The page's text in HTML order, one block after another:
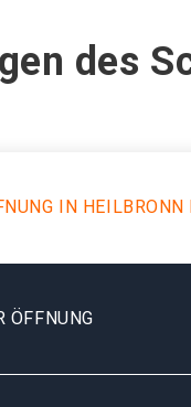
des
IN HEILBRONN
ÖFFNUNG